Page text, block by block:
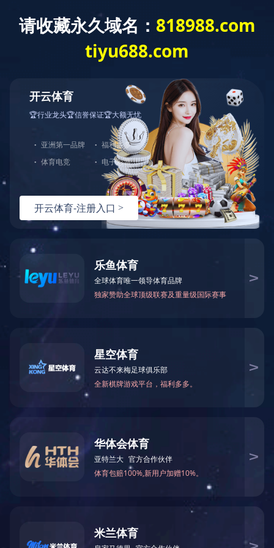
世界杯竞猜网站-世
界杯（中国）
企业概况
工程业绩
世界杯竞猜网站-世
banner
世界杯竞猜网站-世界杯（中国） >工程业绩>超高层及特大型地